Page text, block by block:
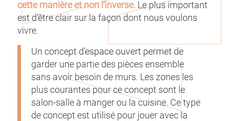
cette manière et non l’inverse. Le plus important
est d’être clair sur la façon dont nous voulons
vivre.
Un concept d’espace ouvert permet de
garder une partie des pièces ensemble
sans avoir besoin de murs. Les zones les
plus courantes pour ce concept sont le
salon-salle à manger ou la cuisine. Ce type
de concept est utilisé pour jouer avec la